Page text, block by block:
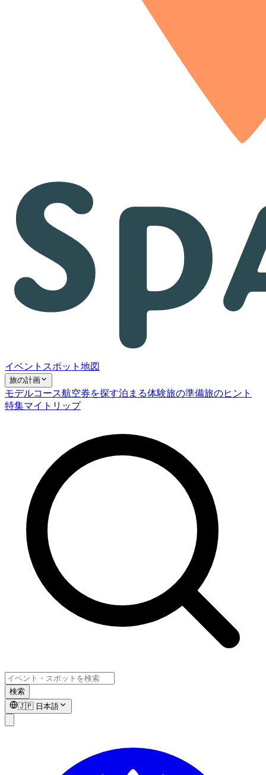
イベント スポット 地図
旅の計画
モデルコース航空券を探す泊まる体験旅の準備旅のヒント
特集マイトリップ
検索
🇯🇵 日本語